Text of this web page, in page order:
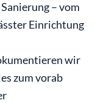
– vom
Einrichtung
wir
zum vorab